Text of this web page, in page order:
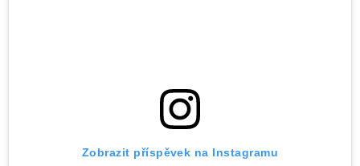
Zobrazit příspěvek na Instagramu